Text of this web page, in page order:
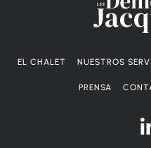
EL CHALET NUESTROS
PRENSA